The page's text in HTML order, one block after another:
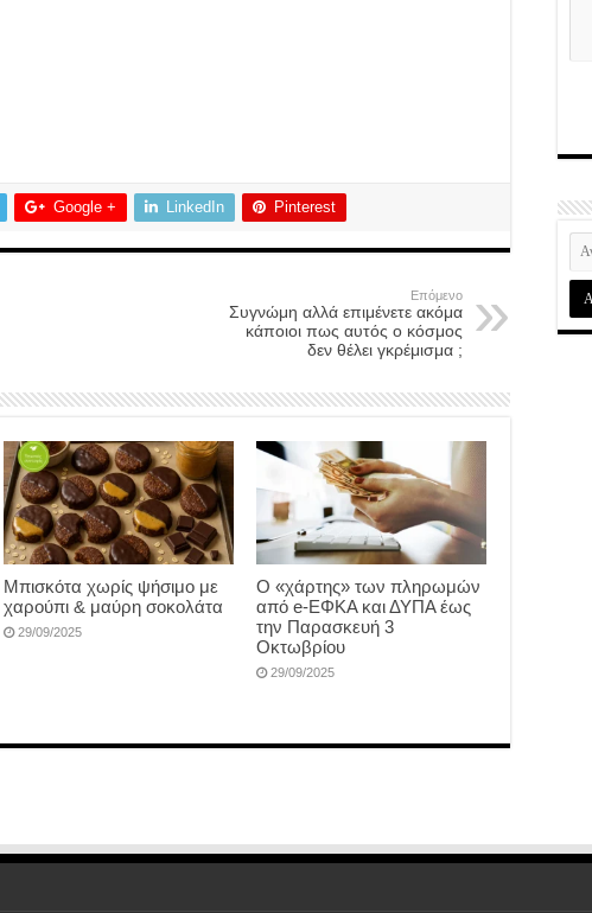
Google + LinkedIn Pinterest
Επόμενο
Συγνώμη αλλά επιμένετε ακόμα
κάποιοι πως αυτός ο κόσμος
δεν θέλει γκρέμισμα ;
Μπισκότα χωρίς ψήσιμο με
χαρούπι & μαύρη σοκολάτα
29/09/2025
Ο «χάρτης» των πληρωμών
από e-ΕΦΚΑ και ΔΥΠΑ έως
την Παρασκευή 3
Οκτωβρίου
29/09/2025